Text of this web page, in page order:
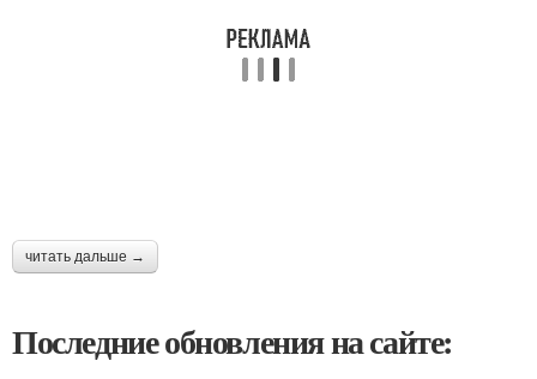
читать дальше →
Последние обновления на сайте: